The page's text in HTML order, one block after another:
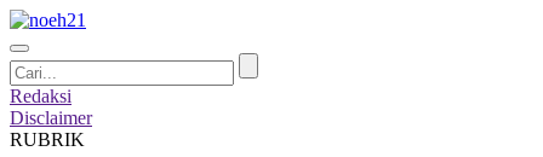
Redaksi
Disclaimer
RUBRIK